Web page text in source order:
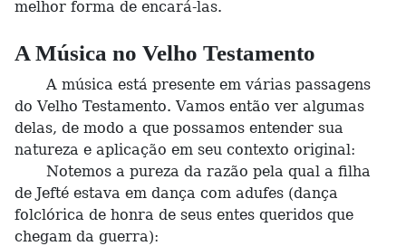
melhor forma de encará-las.
A Música no Velho Testamento
A música está presente em várias passagens
do Velho Testamento. Vamos então ver algumas
delas, de modo a que possamos entender sua
natureza e aplicação em seu contexto original:
Notemos a pureza da razão pela qual a filha
de Jefté estava em dança com adufes (dança
folclórica de honra de seus entes queridos que
chegam da guerra):